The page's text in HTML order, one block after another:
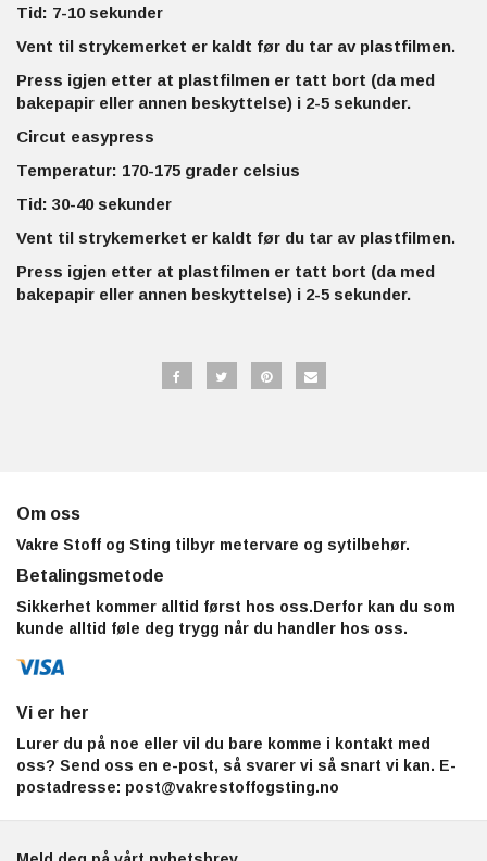
Tid: 7-10 sekunder
Vent til strykemerket er kaldt før du tar av plastfilmen.
Press igjen etter at plastfilmen er tatt bort (da med
bakepapir eller annen beskyttelse) i 2-5 sekunder.
Circut easypress
Temperatur: 170-175 grader celsius
Tid: 30-40 sekunder
Vent til strykemerket er kaldt før du tar av plastfilmen.
Press igjen etter at plastfilmen er tatt bort (da med
bakepapir eller annen beskyttelse) i 2-5 sekunder.
Om oss
Vakre Stoff og Sting tilbyr metervare og sytilbehør.
Betalingsmetode
Sikkerhet kommer alltid først hos oss.Derfor kan du som
kunde alltid føle deg trygg når du handler hos oss.
Vi er her
Lurer du på noe eller vil du bare komme i kontakt med
oss? Send oss en e-post, så svarer vi så snart vi kan. E-
postadresse: post@vakrestoffogsting.no